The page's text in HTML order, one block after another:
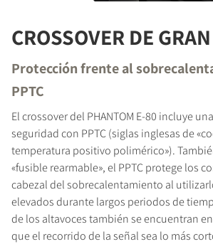
CROSSOVER DE
Protección frente al
PPTC
El crossover del PHANTOM E-80 incluye
seguridad con PPTC (siglas inglesas de
temperatura positivo polimérico»).
«fusible rearmable», el PPTC protege los
cabezal del sobrecalentamiento al
elevados durante largos periodos de
de los altavoces también se encuentran
que el recorrido de la señal sea lo más